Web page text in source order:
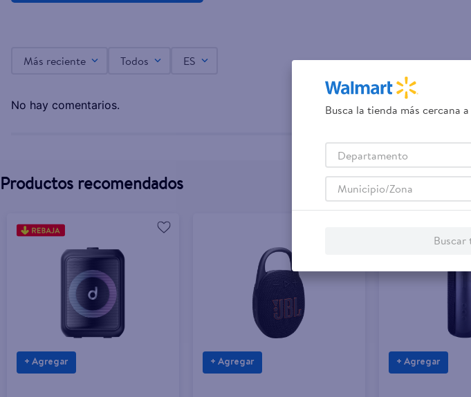
Más reciente Todos ES
No hay comentarios.
Productos recomendados
+ Agregar + Agregar + Agregar
Busca la tienda más cercana
Departamento
Municipio/Zona
Buscar